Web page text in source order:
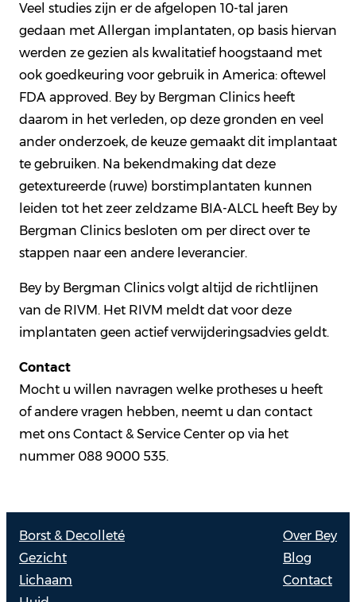
Veel studies zijn er de afgelopen 10-tal jaren
gedaan met Allergan implantaten, op basis hiervan
werden ze gezien als kwalitatief hoogstaand met
ook goedkeuring voor gebruik in America: oftewel
FDA approved. Bey by Bergman Clinics heeft
daarom in het verleden, op deze gronden en veel
ander onderzoek, de keuze gemaakt dit implantaat
te gebruiken. Na bekendmaking dat deze
getextureerde (ruwe) borstimplantaten kunnen
leiden tot het zeer zeldzame BIA-ALCL heeft Bey by
Bergman Clinics besloten om per direct over te
stappen naar een andere leverancier.
Bey by Bergman Clinics volgt altijd de richtlijnen
van de RIVM. Het RIVM meldt dat voor deze
implantaten geen actief verwijderingsadvies geldt.
Contact
Mocht u willen navragen welke protheses u heeft
of andere vragen hebben, neemt u dan contact
met ons Contact & Service Center op via het
nummer 088 9000 535.
Borst & Decolleté
Gezicht
Lichaam
Over Bey
Blog
Contact